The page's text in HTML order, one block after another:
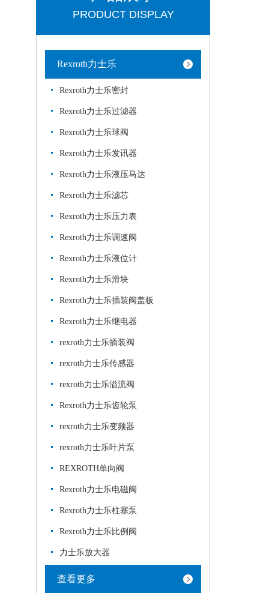
PRODUCT DISPLAY
Rexroth力士乐
Rexroth力士乐密封
Rexroth力士乐过滤器
Rexroth力士乐球阀
Rexroth力士乐发讯器
Rexroth力士乐液压马达
Rexroth力士乐滤芯
Rexroth力士乐压力表
Rexroth力士乐调速阀
Rexroth力士乐液位计
Rexroth力士乐滑块
Rexroth力士乐插装阀盖板
Rexroth力士乐继电器
rexroth力士乐插装阀
rexroth力士乐传感器
rexroth力士乐溢流阀
Rexroth力士乐齿轮泵
rexroth力士乐变频器
rexroth力士乐叶片泵
REXROTH单向阀
Rexroth力士乐电磁阀
Rexroth力士乐柱塞泵
Rexroth力士乐比例阀
力士乐放大器
查看更多